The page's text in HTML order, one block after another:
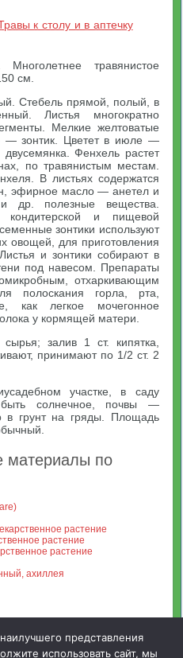
к столу и в аптечку
травянистое
см.
Стебель прямой, полый, в
Листья многократно
Мелкие желтоватые
— зонтик. Цветет в июле —
Фенхель растет
по травянистым местам.
В листьях содержатся
эфирное масло — анетел и
др. полезные вещества.
кондитерской и пищевой
зонтики используют
овощей, для приготовления
и зонтики собирают в
под навесом. Препараты
отхаркивающим
полоскания горла, рта,
как легкое мочегонное
у кормящей матери.
залив 1 ст. кипятка,
принимают по 1/2 ст. 2
участке, в саду
быть солнечное, почвы —
в грунт на гряды. Площадь
материалы по
растение
растение
растение
ахиллея
представления
использовать сайт, мы